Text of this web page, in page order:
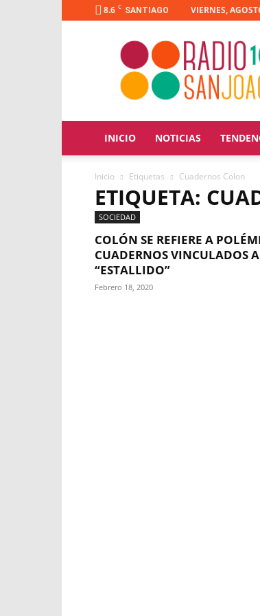
8.6 C SANTIAGO VIERNES,
Radio
Joaquín
INICIO NOTICIAS
Inicio Etiquetas Cuadernos Colon
ETIQUETA:
SOCIEDAD
COLÓN SE REFIERE A
CUADERNOS VINCULADOS
“ESTALLIDO”
Febrero 18, 2020